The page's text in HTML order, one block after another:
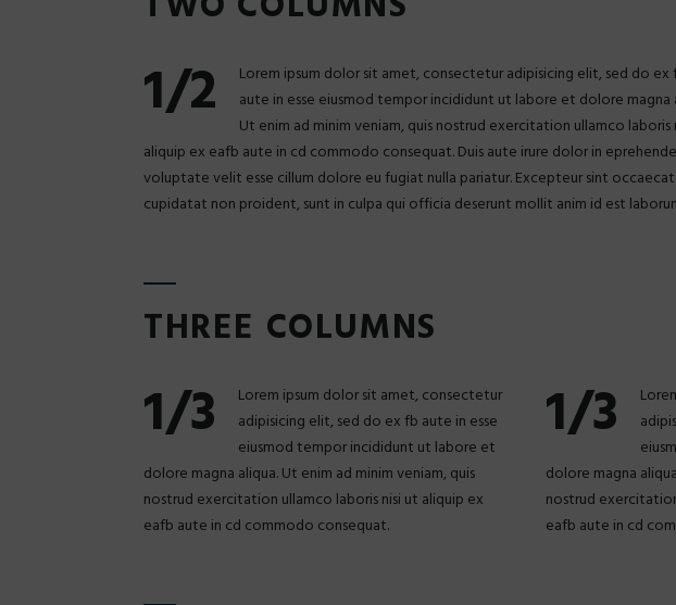
1/2
Lorem ipsum dolor sit amet, consectetur adipisicing elit, sed do ex
aute in esse eiusmod tempor incididunt ut labore et dolore magna
Ut enim ad minim veniam, quis nostrud exercitation ullamco laboris
aliquip ex eafb aute in cd commodo consequat. Duis aute irure dolor in
voluptate velit esse cillum dolore eu fugiat nulla pariatur. Excepteur sint occaecat
cupidatat non proident, sunt in culpa qui officia deserunt mollit anim id est
THREE COLUMNS
1/3
Lorem ipsum dolor sit amet, consectetur
adipisicing elit, sed do ex fb aute in esse
eiusmod tempor incididunt ut labore et
dolore magna aliqua. Ut enim ad minim veniam, quis
nostrud exercitation ullamco laboris nisi ut aliquip ex
eafb aute in cd commodo consequat.
1/3
dolore magna
nostrud
eafb aute in cd